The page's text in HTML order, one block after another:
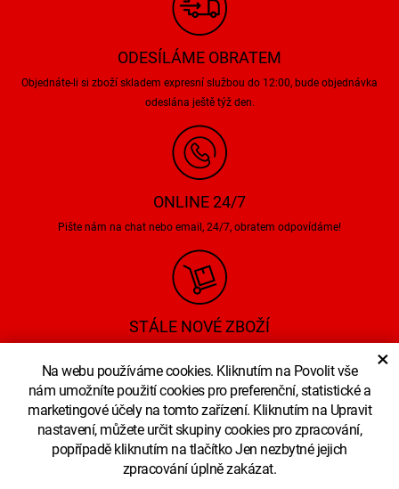
Na webu používáme cookies. Kliknutím na Povolit vše
nám umožníte použití cookies pro preferenční, statistické a
marketingové účely na tomto zařízení. Kliknutím na Upravit
nastavení, můžete určit skupiny cookies pro zpracování,
popřípadě kliknutím na tlačítko Jen nezbytné jejich
zpracování úplně zakázat.
×
ODESÍLÁME OBRATEM
Objednáte-li si zboží skladem expresní službou do 12:00, bude objednávka
odeslána ještě týž den.
ONLINE 24/7
Pište nám na chat nebo email, 24/7, obratem odpovídáme!
STÁLE NOVÉ ZBOŽÍ
zasílat i na Váš email.
© Copyright karnevalovysvet.cz, 2007 Všechna práva vyhrazena